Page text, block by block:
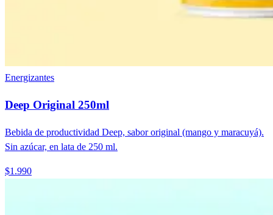
Energizantes
Deep Original 250ml
Bebida de productividad Deep, sabor original (mango y maracuyá).
Sin azúcar, en lata de 250 ml.
$1.990